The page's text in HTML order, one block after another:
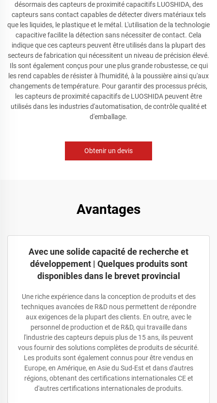
désormais des capteurs de proximité capacitifs LUOSHIDA, des
capteurs sans contact capables de détecter divers matériaux tels
que les liquides, le plastique et le métal. L'utilisation de la technologie
capacitive facilite la détection sans nécessiter de contact. Cela
indique que ces capteurs peuvent être utilisés dans la plupart des
secteurs de fabrication qui nécessitent un niveau de précision élevé.
Ils sont également conçus pour une plus grande robustesse, ce qui
les rend capables de résister à l'humidité, à la poussière ainsi qu'aux
changements de température. Pour garantir des processus précis,
les capteurs de proximité capacitifs de LUOSHIDA peuvent être
utilisés dans les industries d'automatisation, de contrôle qualité et
d'emballage.
Obtenir un devis
Avantages
Avec une solide capacité de recherche et
développement | Quelques produits sont
disponibles dans le brevet provincial
Une riche expérience dans la conception de produits et des
techniques avancées de R&D nous permettent de répondre
aux exigences de la plupart des clients. En outre, avec le
personnel de production et de R&D, qui travaille dans
l'industrie des capteurs depuis plus de 15 ans, ils peuvent
vous fournir des solutions complètes de produits de sécurité.
Les produits sont également connus pour être vendus en
Europe, en Amérique, en Asie du Sud-Est et dans d'autres
régions, obtenant des certifications internationales CE et
d'autres certifications internationales de produits.